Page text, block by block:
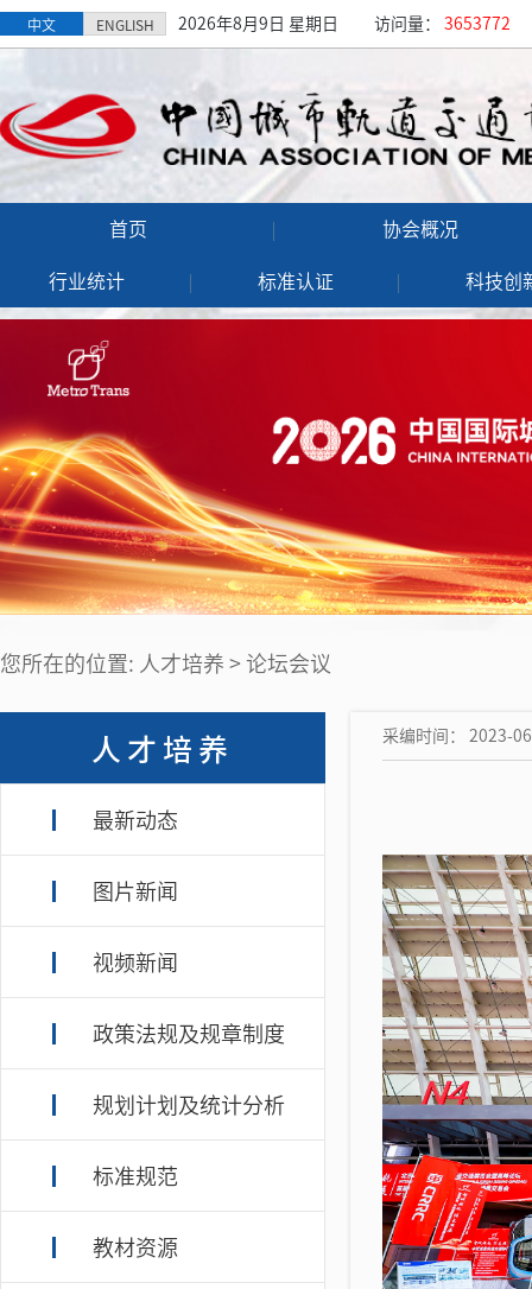
中文 ENGLISH 2026年8月9日 星期日 访问量： 3653772
首页 协会概况
行业统计 标准认证 科技创
您所在的位置: 人才培养 > 论坛会议
人才培养
最新动态
图片新闻
视频新闻
政策法规及规章制度
规划计划及统计分析
标准规范
教材资源
采编时间： 2023-